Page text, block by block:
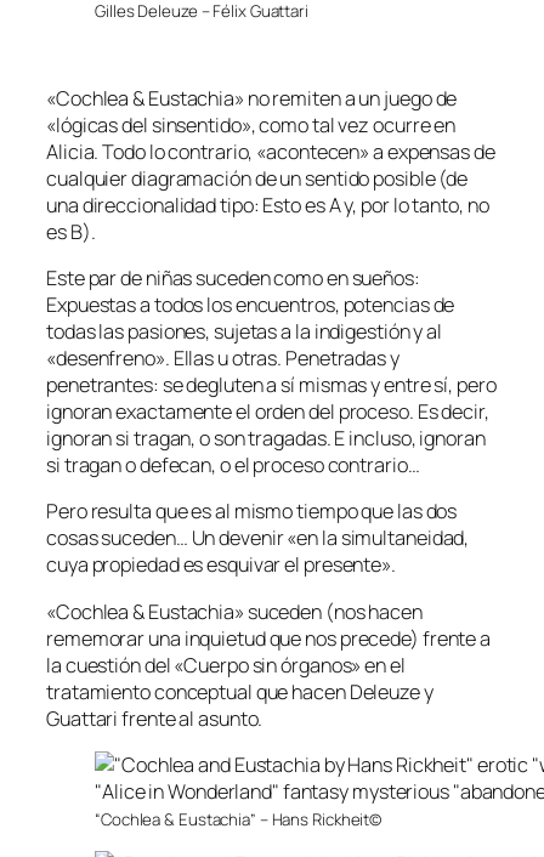
Gilles Deleuze – Félix Guattari
«Cochlea & Eustachia» no remiten a un juego de
«lógicas del sinsentido», como tal vez ocurre en
Alicia. Todo lo contrario, «acontecen» a expensas de
cualquier diagramación de un sentido posible (de
una direccionalidad tipo: Esto es A y, por lo tanto, no
es B).
Este par de niñas suceden como en sueños:
Expuestas a todos los encuentros, potencias de
todas las pasiones, sujetas a la indigestión y al
«desenfreno». Ellas u otras. Penetradas y
penetrantes: se degluten a sí mismas y entre sí, pero
ignoran exactamente el orden del proceso. Es decir,
ignoran si tragan, o son tragadas. E incluso, ignoran
si tragan o defecan, o el proceso contrario…
Pero resulta que es al mismo tiempo que las dos
cosas suceden… Un devenir «en la simultaneidad,
cuya propiedad es esquivar el presente».
«Cochlea & Eustachia» suceden (nos hacen
rememorar una inquietud que nos precede) frente a
la cuestión del «Cuerpo sin órganos» en el
tratamiento conceptual que hacen Deleuze y
Guattari frente al asunto.
“Cochlea & Eustachia” – Hans Rickheit©